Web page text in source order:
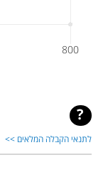
800
לתנאי הקבלה המלאים >>